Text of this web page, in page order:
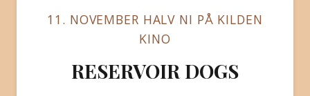
OM FILMKLUBBEN
KONTAKT
11. NOVEMBER HALV NI PÅ KILDEN
KINO
RESERVOIR DOGS